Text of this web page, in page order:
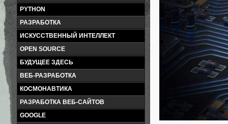
PYTHON
РАЗРАБОТКА
ИСКУССТВЕННЫЙ ИНТЕЛЛЕКТ
OPEN SOURCE
БУДУЩЕЕ ЗДЕСЬ
ВЕБ-РАЗРАБОТКА
КОСМОНАВТИКА
РАЗРАБОТКА ВЕБ-САЙТОВ
GOOGLE